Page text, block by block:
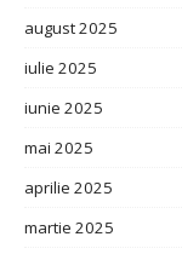
august 2025
iulie 2025
iunie 2025
mai 2025
aprilie 2025
martie 2025